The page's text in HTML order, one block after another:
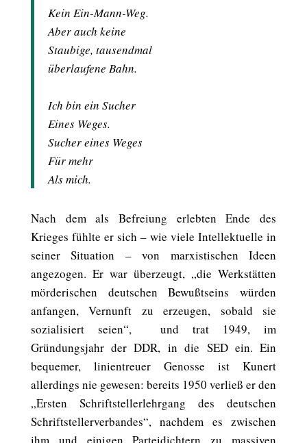
Kein Ein-Mann-Weg.
Aber auch keine
Staubige, tausendmal
überlaufene Bahn.
Ich bin ein Sucher
Eines Weges.
Sucher eines Weges
Für mehr
Als mich.
Nach dem als Befreiung erlebten Ende des
Krieges fühlte er sich – wie viele Intellektuelle in
seiner Situation – von marxistischen Ideen
angezogen. Er war überzeugt, „die Werkstätten
mörderischen deutschen Bewußtseins würden
anfangen, Vernunft zu erzeugen, sobald sie
sozialisiert seien“, und trat 1949, im
Gründungsjahr der DDR, in die SED ein. Ein
bequemer, linientreuer Genosse ist Kunert
allerdings nie gewesen: bereits 1950 verließ er den
„Ersten Schriftstellerlehrgang des deutschen
Schriftstellerverbandes“, nachdem es zwischen